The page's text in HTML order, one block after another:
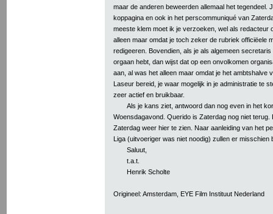
maar de anderen beweerden allemaal het tegendeel.
koppagina en ook in het perscommuniqué van
meeste klem moet ik je verzoeken, wel als redacteur
alleen maar omdat je toch zeker de rubriek officiëele
redigeeren. Bovendien, als je als algemeen
orgaan hebt, dan wijst dat op een onvolkomen
aan, al was het alleen maar omdat je het ambtshalve
Laseur bereid, je waar mogelijk in je administratie te
zeer actief en bruikbaar.
Als je kans ziet, antwoord dan nog even in het
Woensdagavond. Querido is Zaterdag nog niet terug.
Zaterdag weer hier te zien. Naar aanleiding van het
Liga (uitvoeriger was niet noodig) zullen er misschien
Saluut,
t.a.t.
Henrik Scholte
Origineel: Amsterdam, EYE Film Instituut Nederland